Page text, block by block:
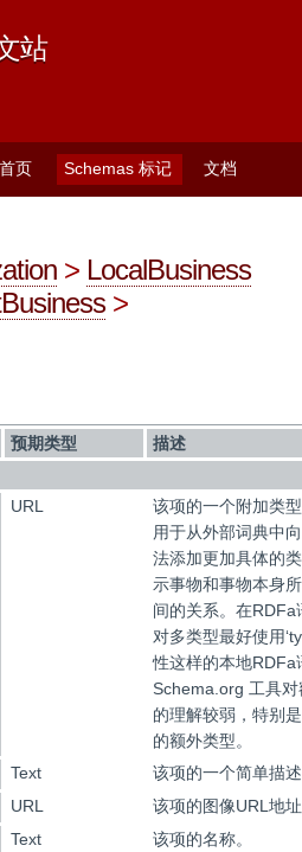
站
文档
Schemas 标记
首页
> LocalBusiness
>
预期类型
描述
URL
该项的一个附加类
用于从外部词典中
法添加更加具体的
示事物和事物本身
间的关系。在RDFa
对多类型最好使用
性这样的本地RDFa
Schema.org 工具
的理解较弱，特别
的额外类型。
Text
该项的一个简单描
URL
该项的图像URL地
Text
该项的名称。